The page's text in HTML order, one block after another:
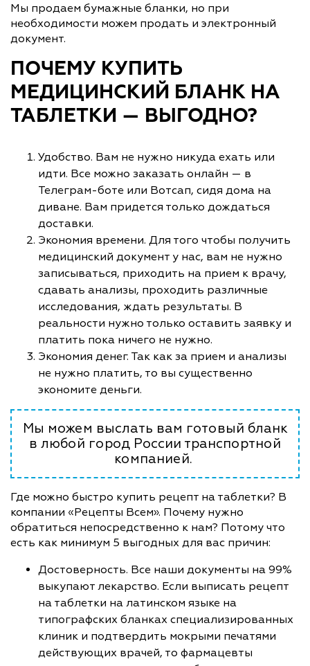
Мы продаем бумажные бланки, но при
необходимости можем продать и электронный
документ.
ПОЧЕМУ КУПИТЬ
МЕДИЦИНСКИЙ БЛАНК НА
ТАБЛЕТКИ — ВЫГОДНО?
Удобство. Вам не нужно никуда ехать или
идти. Все можно заказать онлайн — в
Телеграм-боте или Вотсап, сидя дома на
диване. Вам придется только дождаться
доставки.
Экономия времени. Для того чтобы получить
медицинский документ у нас, вам не нужно
записываться, приходить на прием к врачу,
сдавать анализы, проходить различные
исследования, ждать результаты. В
реальности нужно только оставить заявку и
платить пока ничего не нужно.
Экономия денег. Так как за прием и анализы
не нужно платить, то вы существенно
экономите деньги.
Мы можем выслать вам готовый бланк
в любой город России транспортной
компанией.
Где можно быстро купить рецепт на таблетки? В
компании «Рецепты Всем». Почему нужно
обратиться непосредственно к нам? Потому что
есть как минимум 5 выгодных для вас причин:
Достоверность. Все наши документы на 99%
выкупают лекарство. Если выписать рецепт
на таблетки на латинском языке на
типографских бланках специализированных
клиник и подтвердить мокрыми печатями
действующих врачей, то фармацевты